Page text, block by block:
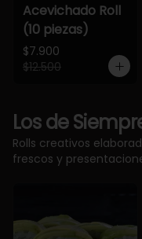
Acevichado Roll
(10 piezas)
$7.900
$12.500
Los de
Rolls creativos
frescos y